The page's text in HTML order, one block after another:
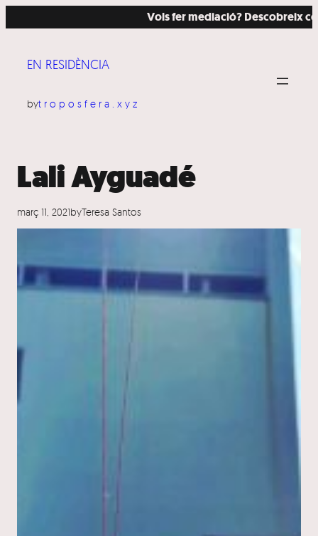
al
Vols fer mediació? Descobreix com
EN RESIDÈNCIA
bytroposfera.xyz
Lali Ayguadé
març 11, 2021byTeresa Santos